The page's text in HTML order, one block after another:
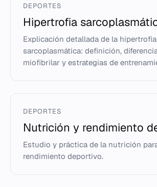
DEPORTES
Hipertrofia
Explicación detallada de la hipertrofia
sarcoplasmática: definición,
miofibrilar y estrategias de
DEPORTES
Nutrición y rendimiento
Estudio y práctica de la nutrición
rendimiento deportivo.